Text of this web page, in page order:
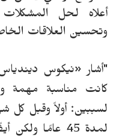
أعلاه لحل
وتحسين العلاقات
"أشار«نيكوس
كانت مناسبة مهمة
لسببين: أولاً وقبل كل
لمدة 45 عامًا